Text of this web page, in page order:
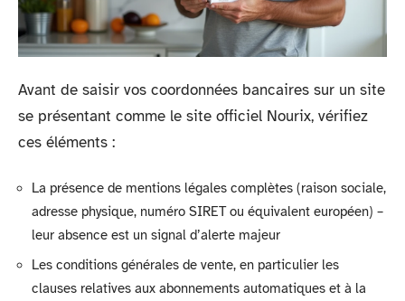
Avant de saisir vos coordonnées bancaires sur un site
se présentant comme le site officiel Nourix, vérifiez
ces éléments :
La présence de mentions légales complètes (raison sociale,
adresse physique, numéro SIRET ou équivalent européen) –
leur absence est un signal d’alerte majeur
Les conditions générales de vente, en particulier les
clauses relatives aux abonnements automatiques et à la